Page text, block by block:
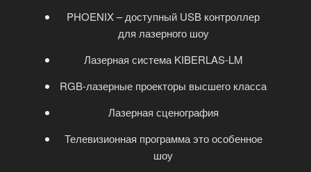
PHOENIX – доступный USB контроллер
для лазерного шоу
Лазерная система KIBERLAS-LM
RGB-лазерные проекторы высшего класса
Лазерная сценография
Телевизионная программа это особенное
шоу